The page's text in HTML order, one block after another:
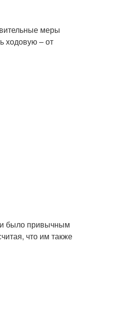
меры
ходовую – от
было привычным
что им также